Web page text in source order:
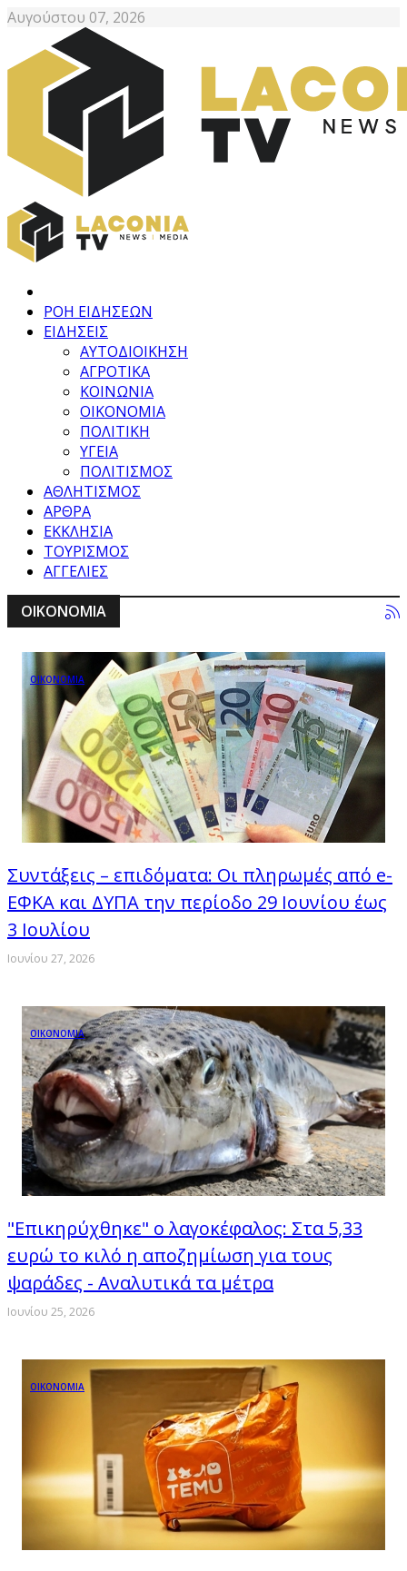
Αυγούστου 07, 2026
ΡΟΗ ΕΙΔΗΣΕΩΝ
ΕΙΔΗΣΕΙΣ
ΑΥΤΟΔΙΟΙΚΗΣΗ
ΑΓΡΟΤΙΚΑ
ΚΟΙΝΩΝΙΑ
ΟΙΚΟΝΟΜΙΑ
ΠΟΛΙΤΙΚΗ
ΥΓΕΙΑ
ΠΟΛΙΤΙΣΜΟΣ
ΑΘΛΗΤΙΣΜΟΣ
ΑΡΘΡΑ
ΕΚΚΛΗΣΙΑ
ΤΟΥΡΙΣΜΟΣ
ΑΓΓΕΛΙΕΣ
ΟΙΚΟΝΟΜΙΑ
ΟΙΚΟΝΟΜΙΑ
Συντάξεις – επιδόματα: Οι πληρωμές από e-
ΕΦΚΑ και ΔΥΠΑ την περίοδο 29 Ιουνίου έως
3 Iουλίου
Ιουνίου 27, 2026
ΟΙΚΟΝΟΜΙΑ
"Επικηρύχθηκε" ο λαγοκέφαλος: Στα 5,33
ευρώ το κιλό η αποζημίωση για τους
ψαράδες - Αναλυτικά τα μέτρα
Ιουνίου 25, 2026
ΟΙΚΟΝΟΜΙΑ